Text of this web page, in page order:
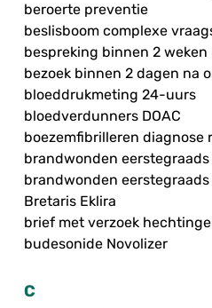
beroerte preventie
beslisboom complexe
bespreking binnen 2 weken
bezoek binnen 2 dagen na
bloeddrukmeting 24-uurs
bloedverdunners DOAC
boezemfibrilleren diagnose
brandwonden eerstegraads
brandwonden
Bretaris Eklira
brief met verzoek
budesonide Novolizer
C